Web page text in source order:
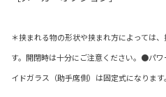
＊挟まれる物の形状や挟まれ方によっては
す。開閉時は十分にご注意ください。●パ
イドガラス（助手席側）は固定式になります。